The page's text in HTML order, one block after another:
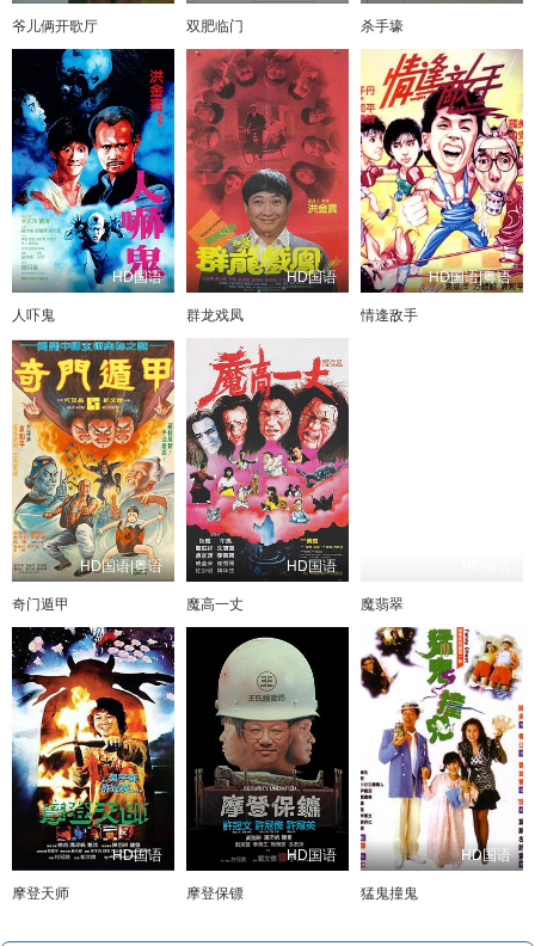
爷儿俩开歌厅 双肥临门 杀手壕
HD国语
人吓鬼
HD国语
群龙戏凤
HD国语|粤语
情逢敌手
HD国语|粤语
奇门遁甲
HD国语
魔高一丈 魔翡翠
HD国语
摩登天师
HD国语
摩登保镖
HD国语
猛鬼撞鬼